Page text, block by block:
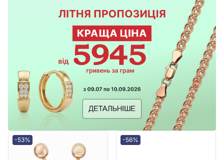
-53% -56%